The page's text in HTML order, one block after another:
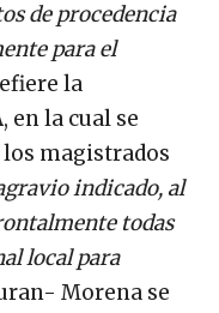
de procedencia
para el
la
, en la cual se
los magistrados
indicado, al
todas
local para
Morena se